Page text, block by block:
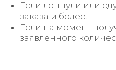
Если лопнули или
заказа и более.
Если на момент
заявленного